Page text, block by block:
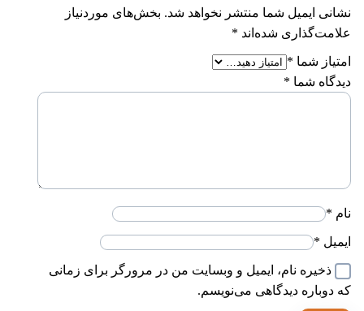
ایمیل شما منتشر نخواهد شد. بخش‌های موردنیاز
شده‌اند *
شما*
شما*
*
*
ذخیره نام، ایمیل و وبسایت من در مرورگر برای زمانی
دوباره دیدگاهی می‌نویسم.